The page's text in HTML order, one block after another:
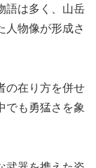
語は多く、山岳
人物像が形成さ
の在り方を併せ
でも勇猛さを象